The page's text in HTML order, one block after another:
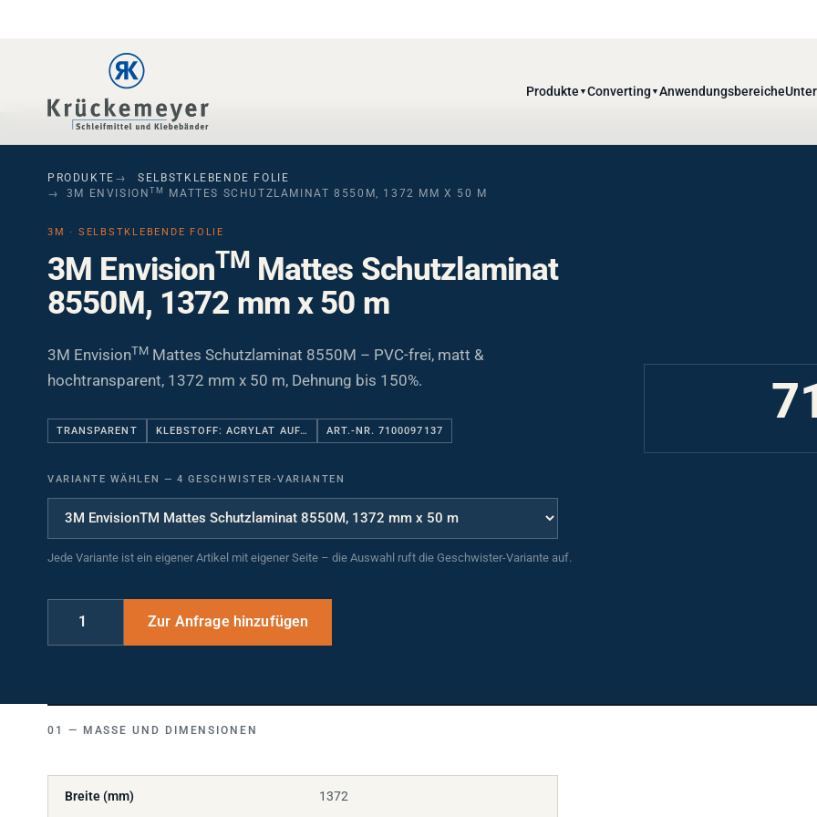
PRODUKTE
SELBSTKLEBENDE FOLIE
3M ENVISION
MATTES SCHUTZLAMINAT 8550M, 1372 MM X 50 M
3M · SELBSTKLEBENDE FOLIE
3M EnvisionTMMattes Schutzlaminat
8550M, 1372 mm x 50 m
3M EnvisionTM Mattes Schutzlaminat 8550M – PVC-frei, matt &
hochtransparent, 1372 mm x 50 m, Dehnung bis 150%.
TRANSPARENT KLEBSTOFF: ACRYLAT AUF… ART.-NR. 7100097137
VARIANTE WÄHLEN 4 GESCHWISTER-VARIANTEN
Jede Variante ist ein eigener Artikel mit eigener Seite – die Auswahl ruft die Geschwister-Variante auf.
MASSE UND DIMENSIONEN
Breite (mm) 1372